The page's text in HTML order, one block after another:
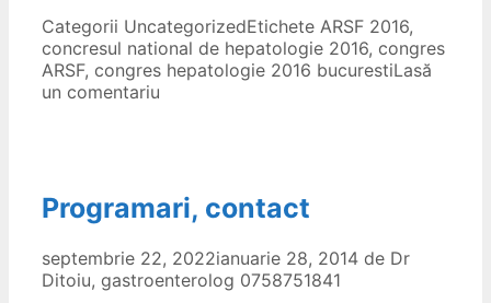
Categorii UncategorizedEtichete ARSF 2016,
concresul national de hepatologie 2016, congres
ARSF, congres hepatologie 2016 bucurestiLasă
un comentariu
Programari, contact
septembrie 22, 2022ianuarie 28, 2014 de Dr
Ditoiu, gastroenterolog 0758751841